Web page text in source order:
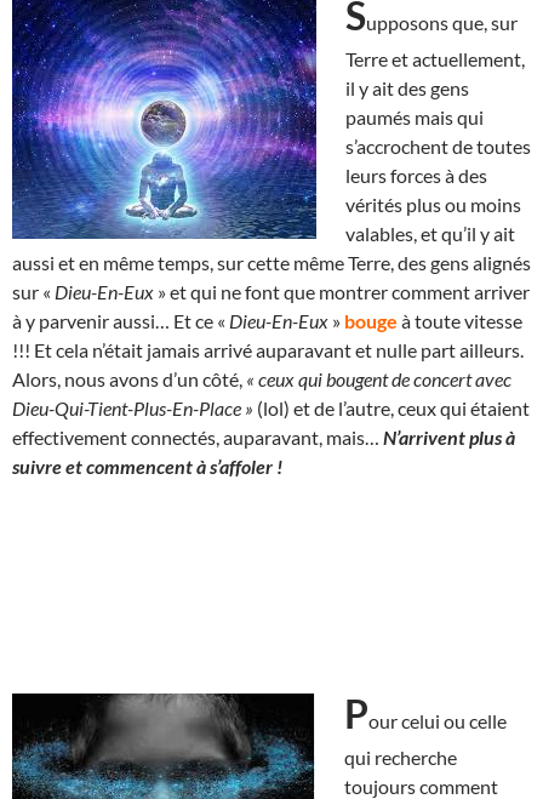
Supposons que, sur
Terre et actuellement,
il y ait des gens
paumés mais qui
s’accrochent de toutes
leurs forces à des
vérités plus ou moins
valables, et qu’il y ait
aussi et en même temps, sur cette même Terre, des gens alignés
sur « Dieu-En-Eux » et qui ne font que montrer comment arriver
à y parvenir aussi… Et ce « Dieu-En-Eux » bouge à toute vitesse
!!! Et cela n’était jamais arrivé auparavant et nulle part ailleurs.
Alors, nous avons d’un côté, « ceux qui bougent de concert avec
Dieu-Qui-Tient-Plus-En-Place » (lol) et de l’autre, ceux qui étaient
effectivement connectés, auparavant, mais… N’arrivent plus à
suivre et commencent à s’affoler !
Pour celui ou celle
qui recherche
toujours comment